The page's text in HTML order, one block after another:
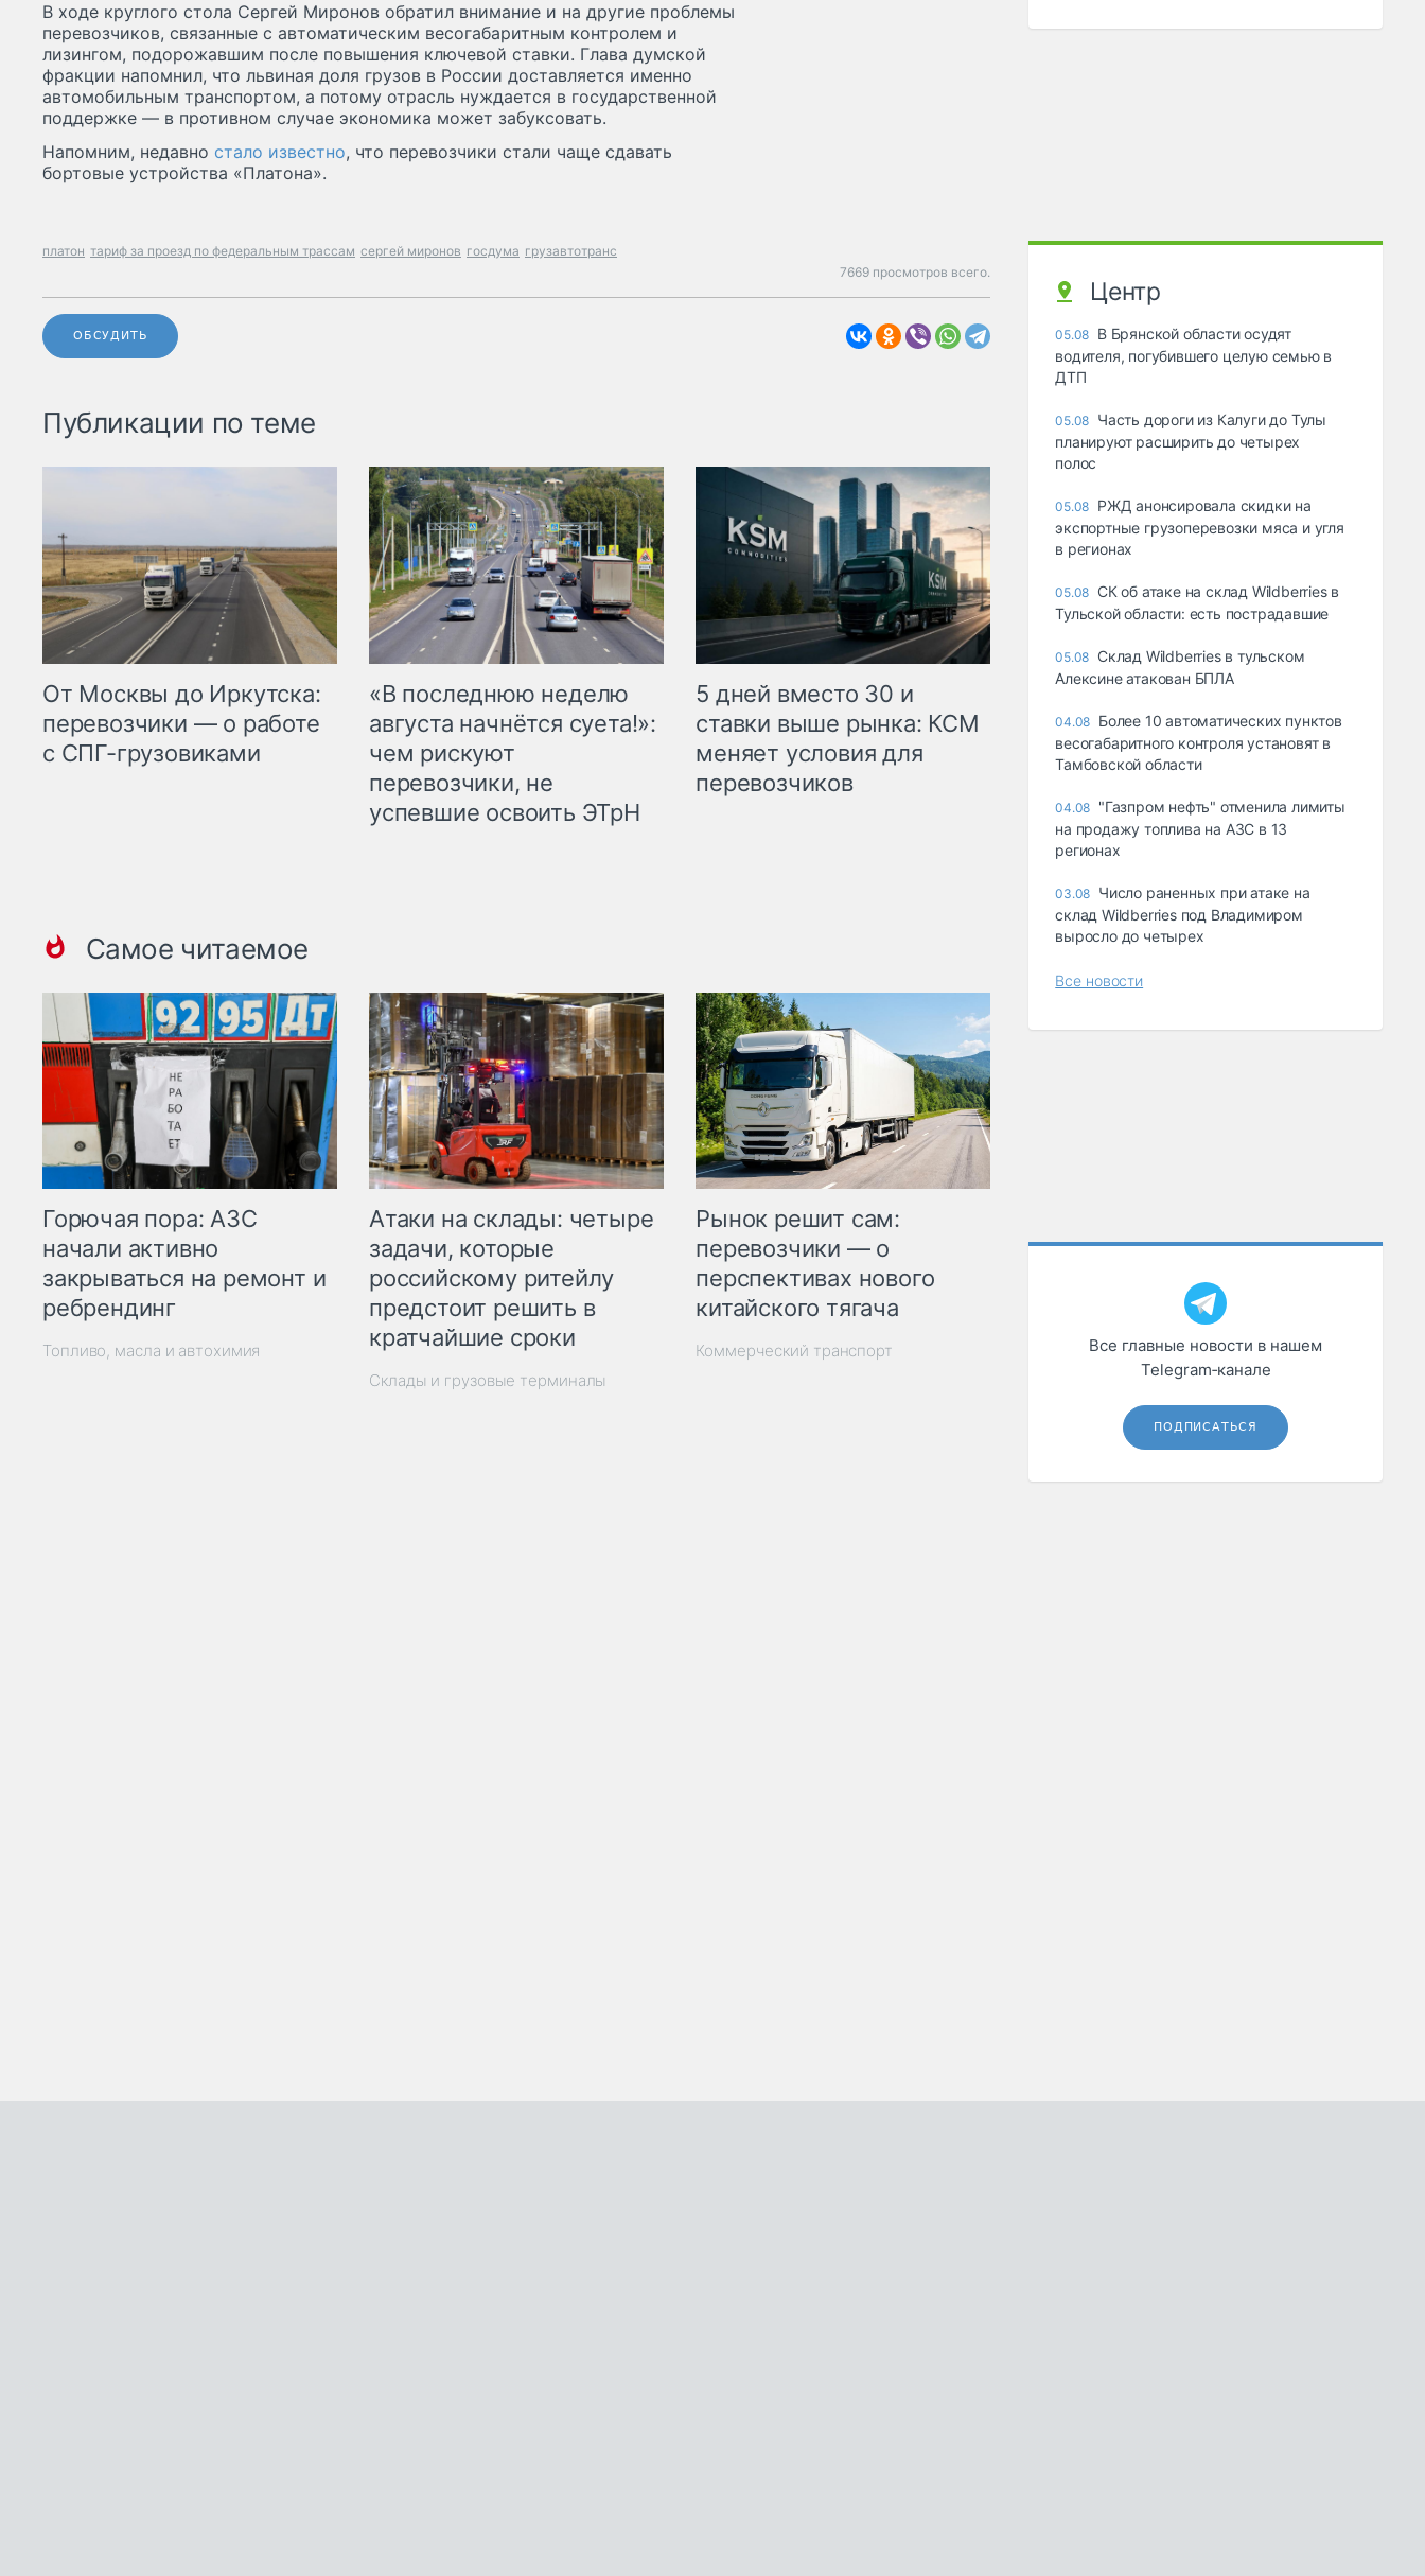
В ходе круглого стола Сергей Миронов обратил внимание и на другие проблемы
перевозчиков, связанные с автоматическим весогабаритным контролем и
лизингом, подорожавшим после повышения ключевой ставки. Глава думской
фракции напомнил, что львиная доля грузов в России доставляется именно
автомобильным транспортом, а потому отрасль нуждается в государственной
поддержке — в противном случае экономика может забуксовать.
Напомним, недавно стало известно, что перевозчики стали чаще сдавать
бортовые устройства «Платона».
платон тариф за проезд по федеральным трассам сергей миронов госдума грузавтотранс
7669 просмотров всего.
ОБСУДИТЬ
Публикации по теме
От Москвы до Иркутска:
перевозчики — о работе
с СПГ-грузовиками
«В последнюю неделю
августа начнётся суета!»:
чем рискуют
перевозчики, не
успевшие освоить ЭТрН
5 дней вместо 30 и
ставки выше рынка: КСМ
меняет условия для
перевозчиков
Самое читаемое
Горючая пора: АЗС
начали активно
закрываться на ремонт и
ребрендинг
Топливо, масла и автохимия
Атаки на склады: четыре
задачи, которые
российскому ритейлу
предстоит решить в
кратчайшие сроки
Склады и грузовые терминалы
Рынок решит сам:
перевозчики — о
перспективах нового
китайского тягача
Коммерческий транспорт
Центр
05.08 В Брянской области осудят
водителя, погубившего целую семью в
ДТП
05.08 Часть дороги из Калуги до Тулы
планируют расширить до четырех
полос
05.08 РЖД анонсировала скидки на
экспортные грузоперевозки мяса и угля
в регионах
05.08 СК об атаке на склад Wildberries в
Тульской области: есть пострадавшие
05.08 Склад Wildberries в тульском
Алексине атакован БПЛА
04.08 Более 10 автоматических пунктов
весогабаритного контроля установят в
Тамбовской области
04.08 "Газпром нефть" отменила лимиты
на продажу топлива на АЗС в 13
регионах
03.08 Число раненных при атаке на
склад Wildberries под Владимиром
выросло до четырех
Все новости
Все главные новости в нашем
Telegram‑канале
ПОДПИСАТЬСЯ